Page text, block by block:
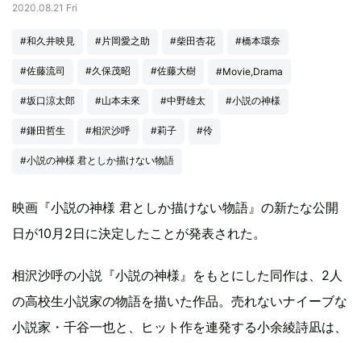
2020.08.21 Fri
#和久井映見 #片岡愛之助 #柴田杏花 #橋本環奈
#佐藤流司 #久保茂昭 #佐藤大樹 #Movie,Drama
#坂口涼太郎 #山本未來 #中野雄太 #小説の神様
#鎌田哲生 #相沢沙呼 #莉子 #伶
#小説の神様 君としか描けない物語
映画『小説の神様 君としか描けない物語』の新たな公開
日が10月2日に決定したことが発表された。
相沢沙呼の小説『小説の神様』をもとにした同作は、2人
の高校生小説家の物語を描いた作品。売れないナイーブな
小説家・千谷一也と、ヒット作を連発する小余綾詩凪は、